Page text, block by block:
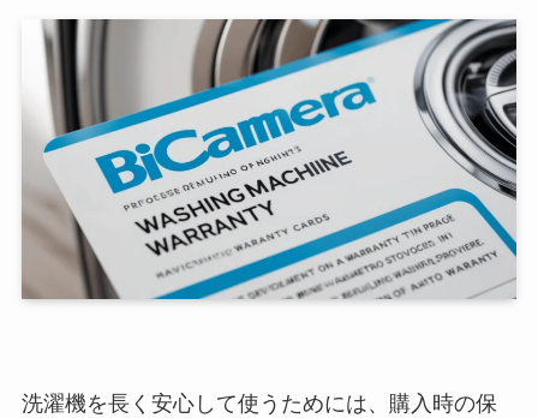
洗濯機を長く安心して使うためには、購入時の保